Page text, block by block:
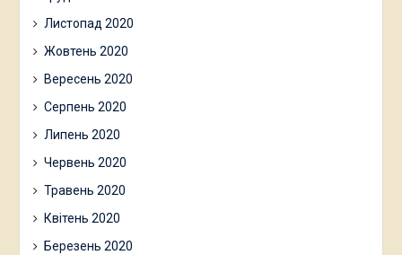
Листопад 2020
Жовтень 2020
Вересень 2020
Серпень 2020
Липень 2020
Червень 2020
Травень 2020
Квітень 2020
Березень 2020